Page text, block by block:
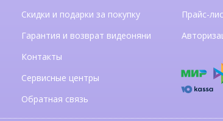
Скидки и подарки за покупку
Гарантия и возврат видеоняни
Контакты
Сервисные центры
Обратная связь
Прайс-